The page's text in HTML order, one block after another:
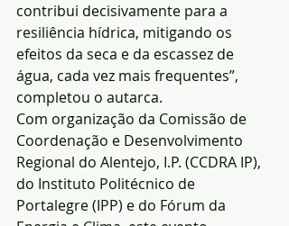
contribui decisivamente para a
resiliência hídrica, mitigando os
efeitos da seca e da escassez de
água, cada vez mais frequentes”,
completou o autarca.
Com organização da Comissão de
Coordenação e Desenvolvimento
Regional do Alentejo, I.P. (CCDRA IP),
do Instituto Politécnico de
Portalegre (IPP) e do Fórum da